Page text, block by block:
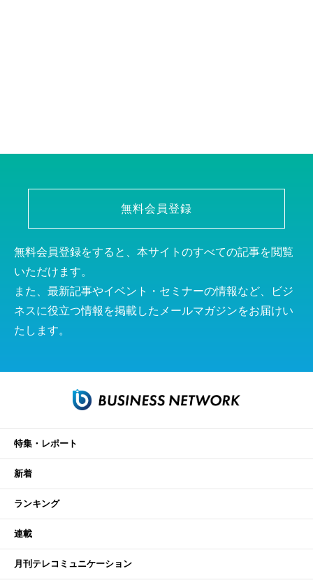
無料会員登録
無料会員登録をすると、本サイトのすべての記事を閲覧
いただけます。
また、最新記事やイベント・セミナーの情報など、ビジ
ネスに役立つ情報を掲載したメールマガジンをお届けい
たします。
特集・レポート
新着
ランキング
連載
月刊テレコミュニケーション